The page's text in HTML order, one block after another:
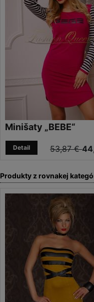
Minišaty „BEBE“
53,87 €
Detail
Produkty z rovnakej